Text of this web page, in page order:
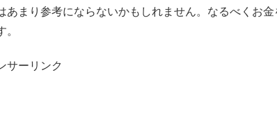
まり参考にならないかもしれません。なるべくお金
サーリンク